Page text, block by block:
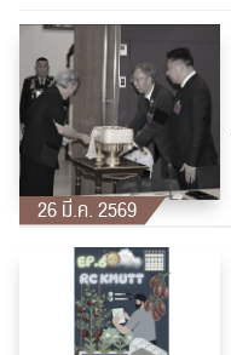
26 มี.ค. 2569